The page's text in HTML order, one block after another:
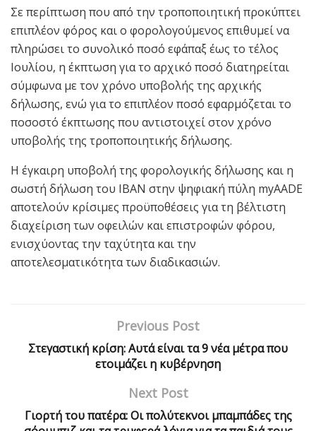
Σε περίπτωση που από την τροποποιητική προκύπτει
επιπλέον φόρος και ο φορολογούμενος επιθυμεί να
πληρώσει το συνολικό ποσό εφάπαξ έως το τέλος
Ιουλίου, η έκπτωση για το αρχικό ποσό διατηρείται
σύμφωνα με τον χρόνο υποβολής της αρχικής
δήλωσης, ενώ για το επιπλέον ποσό εφαρμόζεται το
ποσοστό έκπτωσης που αντιστοιχεί στον χρόνο
υποβολής της τροποποιητικής δήλωσης.
Η έγκαιρη υποβολή της φορολογικής δήλωσης και η
σωστή δήλωση του IBAN στην ψηφιακή πύλη myAADE
αποτελούν κρίσιμες προϋποθέσεις για τη βέλτιστη
διαχείριση των οφειλών και επιστροφών φόρου,
ενισχύοντας την ταχύτητα και την
αποτελεσματικότητα των διαδικασιών.
Previous Post
Στεγαστική κρίση: Αυτά είναι τα 9 νέα μέτρα που
ετοιμάζει η κυβέρνηση
Next Post
Γιορτή του πατέρα: Οι πολύτεκνοι μπαμπάδες της